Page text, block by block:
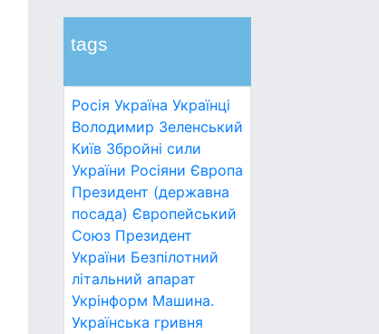
tags
Росія Україна Українці
Володимир Зеленський
Київ Збройні сили
України Росіяни Європа
Президент (державна
посада) Європейський
Союз Президент
України Безпілотний
літальний апарат
Укрінформ Машина.
Українська гривня